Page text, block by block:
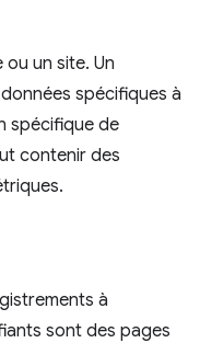
un site. Un
spécifiques à
spécifique de
contenir des
à
sont des pages